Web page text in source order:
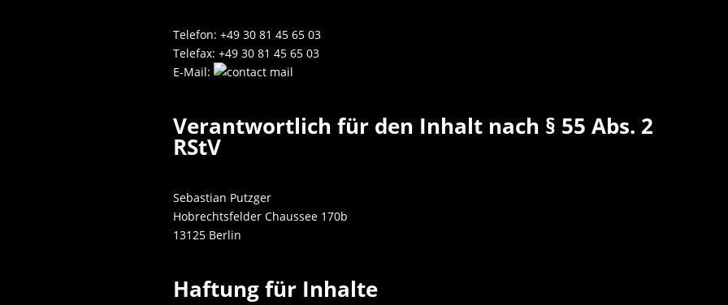
Telefon: +49 30 81 45 65 03
Telefax: +49 30 81 45 65 03
E-Mail:
Verantwortlich für den Inhalt nach § 55 Abs. 2
RStV
Sebastian Putzger
Hobrechtsfelder Chaussee 170b
13125 Berlin
Haftung für Inhalte